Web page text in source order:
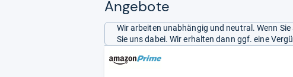
Angebote
Wir arbeiten unabhängig und neutral. Wenn
Sie uns dabei. Wir erhalten dann ggf. eine